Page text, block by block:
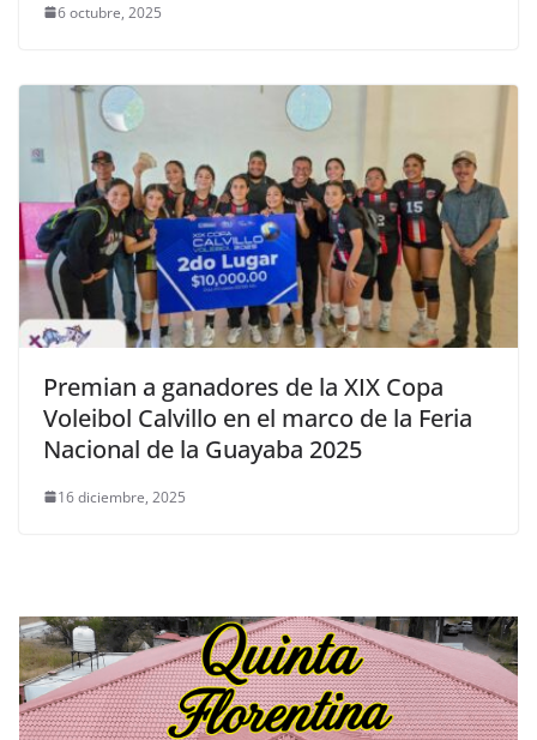
6 octubre, 2025
Premian a ganadores de la XIX Copa
Voleibol Calvillo en el marco de la Feria
Nacional de la Guayaba 2025
16 diciembre, 2025